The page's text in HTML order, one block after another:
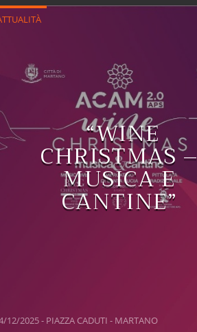
“WINE
CHRISTMAS –
MUSICA E
CANTINE”
12/2025 - PIAZZA CADUTI - MARTANO